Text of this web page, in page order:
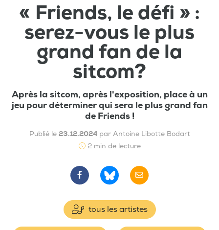
« Friends, le défi » :
serez-vous le plus
grand fan de la
sitcom?
Après la sitcom, après l'exposition, place à un
jeu pour déterminer qui sera le plus grand fan
de Friends !
Publié le 23.12.2024 par Antoine Libotte Bodart
2 min de lecture
tous les artistes